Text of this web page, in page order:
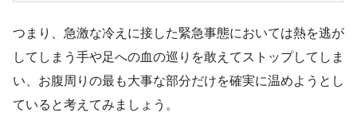
つまり、急激な冷えに接した緊急事態においては熱を逃が
してしまう手や足への血の巡りを敢えてストップしてしま
い、お腹周りの最も大事な部分だけを確実に温めようとし
ていると考えてみましょう。